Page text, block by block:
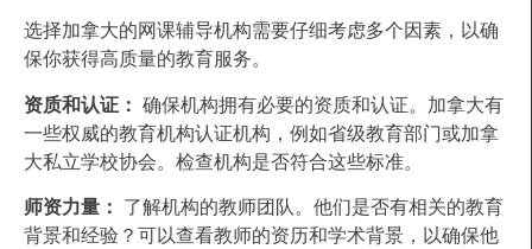
选择加拿大的网课辅导机构需要仔细考虑多个因素，以确
保你获得高质量的教育服务。
资质和认证： 确保机构拥有必要的资质和认证。加拿大有
一些权威的教育机构认证机构，例如省级教育部门或加拿
大私立学校协会。检查机构是否符合这些标准。
师资力量： 了解机构的教师团队。他们是否有相关的教育
背景和经验？可以查看教师的资历和学术背景，以确保他